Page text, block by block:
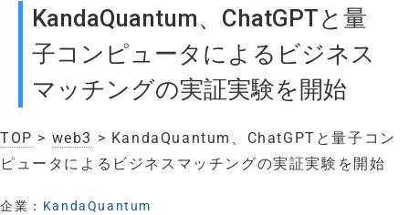
KandaQuantum、ChatGPTと量
子コンピュータによるビジネス
マッチングの実証実験を開始
TOP > web3 > KandaQuantum、ChatGPTと量子コン
ピュータによるビジネスマッチングの実証実験を開始
企業： KandaQuantum